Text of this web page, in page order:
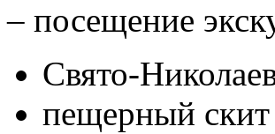
– посещение
Свято-
пещерный скит